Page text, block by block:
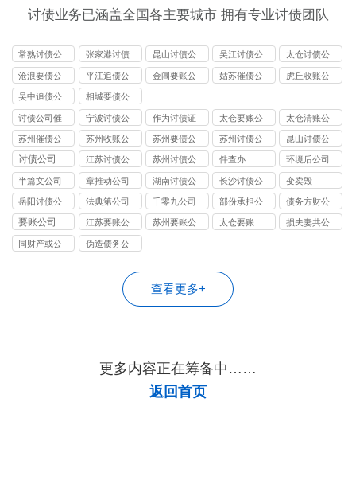
讨债业务已涵盖全国各主要城市 拥有专业讨债团队
常熟讨债公
司
张家港讨债
公司
昆山讨债公
司
吴江讨债公
司
太仓讨债公
司
沧浪要债公
司
平江追债公
司
金阊要账公
姑苏催债公
虎丘收账公
吴中追债公
司
相城要债公
司
讨债公司催
收
宁波讨债公
司
作为讨债证
据
太仓要账公
司
太仓清账公
司
苏州催债公
司
苏州收账公
司
苏州要债公
司
苏州讨债公
司
昆山讨债公
司
讨债公司
江苏讨债公
司
苏州讨债公
司
件查办 环境后公司
半篇文公司 章推动公司
湖南讨债公
司
长沙讨债公
司
变卖毁
岳阳讨债公
司
法典第公司 千零九公司
部份承担公
司
债务方财公
司
要账公司
江苏要账公
司
苏州要账公
太仓要账
损夫妻共公
同财产或公
伪造债务公
查看更多+
更多内容正在筹备中……
返回首页